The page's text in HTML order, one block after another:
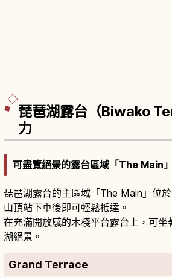
琵琶湖露台（Biwako
力
可盡覽絕景的露台區域「The Main」
琵琶湖露台的主區域「The Main」位
山頂站下車後即可輕鬆抵達。
在充滿開放感的木棧平台露台上，可坐
湖絕景。
Grand Terrace